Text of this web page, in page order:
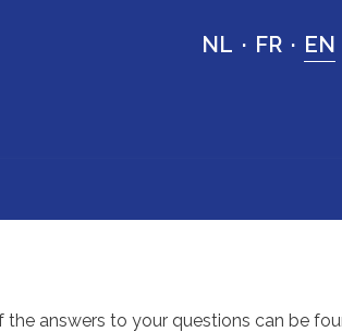
NL FR EN
answers to your questions can be